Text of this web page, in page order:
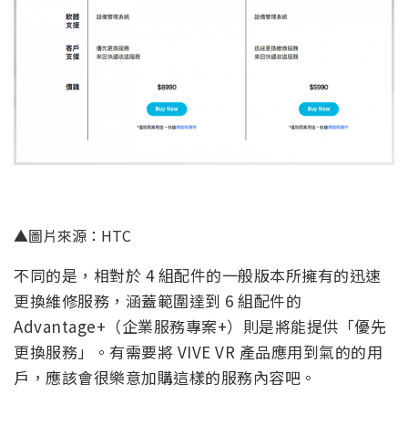
▲圖片來源：HTC
不同的是，相對於 4 組配件的一般版本所擁有的迅速
更換維修服務，涵蓋範圍達到 6 組配件的
Advantage+（企業服務專案+）則是將能提供「優先
更換服務」。有需要將 VIVE VR 產品應用到氣的的用
戶，應該會很樂意加購這樣的服務內容吧。